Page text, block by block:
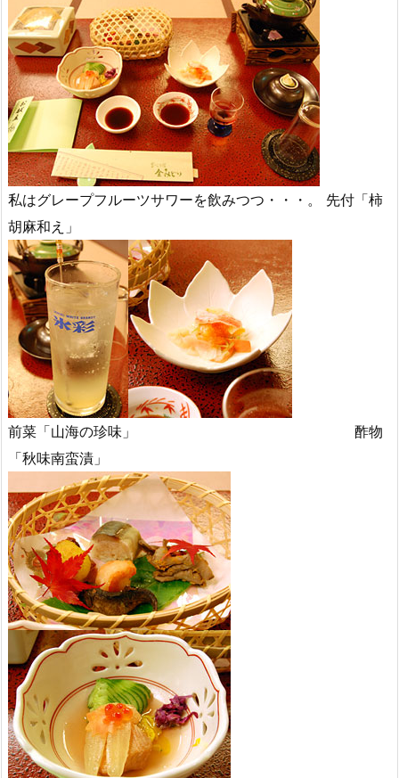
私はグレープフルーツサワーを飲みつつ・・・。 先付「柿
胡麻和え」
前菜「山海の珍味」 酢物
「秋味南蛮漬」